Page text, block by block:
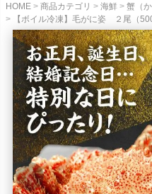
HOME 商品カテゴリ 海鮮
蟹（か
【ボイル冷凍】毛がに姿 ２尾（